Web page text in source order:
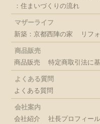
：住まいづくりの流れ
マザーライフ
新築：京都西陣の家
リフ
商品販売
商品販売
特定商取引法に
よくある質問
よくある質問
会社案内
会社紹介
社長プロフィール